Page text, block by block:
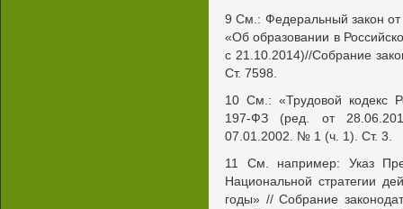
9 См.: Федеральный закон
«Об образовании в
с 21.10.2014)//Собрание
Ст. 7598.
10 См.: «Трудовой кодекс
197-ФЗ (ред. от
07.01.2002. № 1 (ч. 1). Ст. 3.
11 См. например: Указ
Национальной стратегии
годы» // Собрание